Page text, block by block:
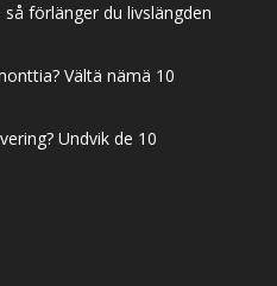
förlänger du livslängden
Vältä nämä 10
Undvik de 10